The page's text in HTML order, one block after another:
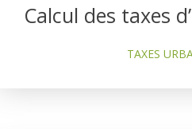
Calcul des taxes
TAXES